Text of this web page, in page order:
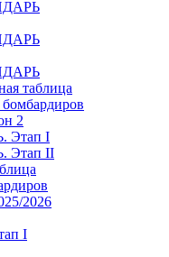
таблица
2
Этап I
Этап II
2026
I